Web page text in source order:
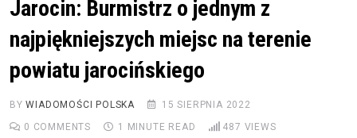
Jarocin: Burmistrz o jednym z
najpiękniejszych miejsc na terenie
powiatu jarocińskiego
BYWIADOMOŚCI POLSKA
15 SIERPNIA 2022
0 COMMENTS 1 MINUTE READ 487 VIEWS